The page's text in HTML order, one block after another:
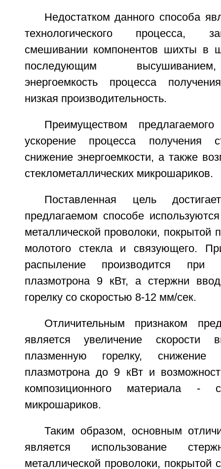
Недостатком данного способа
технологического процесса,
смешивании компонентов шихты в
последующим
энергоемкость процесса
низкая производительность.
Преимуществом
ускорение процесса получения
снижение энергоемкости, а также
стеклометаллических микрошариков.
Поставленная цель
предлагаемом способе
металлической проволоки, покрытой
молотого стекла и связующего.
распыление производится при
плазмотрона 9 кВт, а стержни
горелку со скоростью 8-12 мм/сек.
Отличительным признаком
является увеличение скорости
плазменную горелку, снижение
плазмотрона до 9 кВт и
композиционного материала -
микрошариков.
Таким образом, основным
является использование
металлической проволоки, покрытой